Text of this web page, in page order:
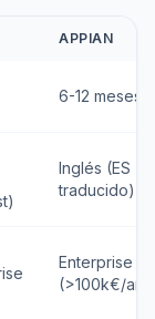
APPIAN
6-12 meses
Inglés (ES
traducido)
Enterprise
(>100k€/